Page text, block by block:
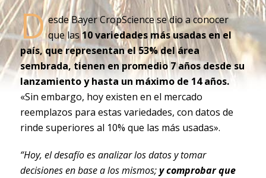
D esde Bayer CropScience se dio a conocer
que las10 variedades más usadas en el
país, que representan el 53% del área
sembrada, tienen en promedio 7 años desde su
lanzamiento y hasta un máximo de 14 años.
«Sin embargo, hoy existen en el mercado
reemplazos para estas variedades, con datos de
rinde superiores al 10% que las más usadas».
“Hoy, el desafío es analizar los datos y tomar
decisiones en base a los mismos;y comprobar que